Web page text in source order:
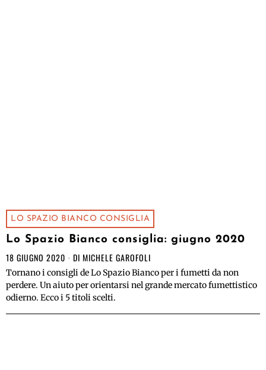
LO SPAZIO BIANCO CONSIGLIA
Lo Spazio Bianco consiglia: giugno 2020
18 GIUGNO 2020 DI MICHELE GAROFOLI
Tornano i consigli de Lo Spazio Bianco per i fumetti da non
perdere. Un aiuto per orientarsi nel grande mercato fumettistico
odierno. Ecco i 5 titoli scelti.